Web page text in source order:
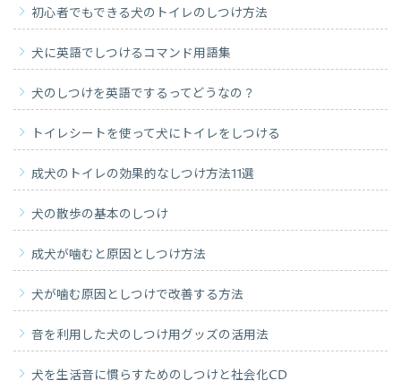
初心者でもできる犬のトイレのしつけ方法
犬に英語でしつけるコマンド用語集
犬のしつけを英語でするってどうなの？
トイレシートを使って犬にトイレをしつける
成犬のトイレの効果的なしつけ方法11選
犬の散歩の基本のしつけ
成犬が噛むと原因としつけ方法
犬が噛む原因としつけで改善する方法
音を利用した犬のしつけ用グッズの活用法
犬を生活音に慣らすためのしつけと社会化CD